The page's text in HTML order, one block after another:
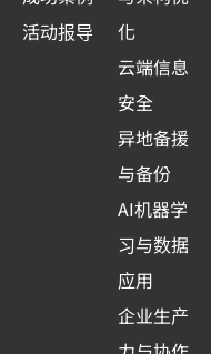
活动报导
化
云端信息
安全
异地备援
与备份
AI机器学
习与数据
应用
企业生产